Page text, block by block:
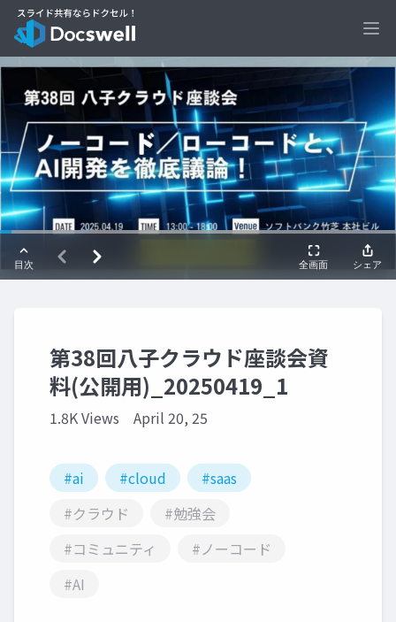
第38回八子クラウド座談会資
料(公開用)_20250419_1
1.8K Views April 20, 25
#ai #cloud
#saas
#クラウド
#勉強会
#コミュニティ
#ノーコード
#AI